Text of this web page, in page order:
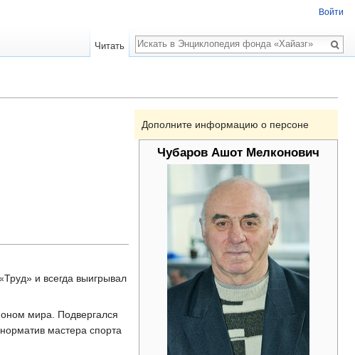
Дополните информацию о персоне
Чубаров Ашот Мелконович
и всегда выигрывал
мира. Подвергался
мастера спорта
Войти
Читать
Поиск